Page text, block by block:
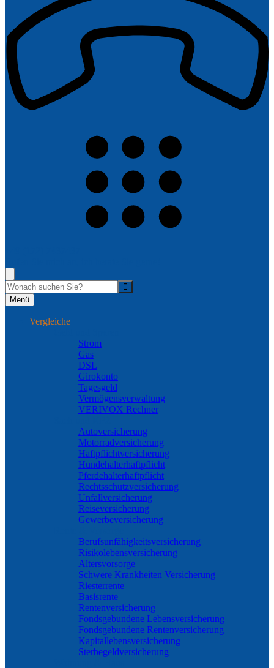
Menü
Vergleiche
Strom
Gas
DSL
Girokonto
Tagesgeld
Vermögensverwaltung
VERIVOX Rechner
Autoversicherung
Motorradversicherung
Haftpflichtversicherung
Hundehalterhaftpflicht
Pferdehalterhaftpflicht
Rechtsschutzversicherung
Unfallversicherung
Reiseversicherung
Gewerbeversicherung
Berufs­unfähigkeitsversicherung
Risikolebensversicherung
Altersvorsorge
Schwere Krankheiten Versicherung
Riesterrente
Basisrente
Rentenversicherung
Fondsgebundene Lebensversicherung
Fondsgebundene Rentenversicherung
Kapitallebensversicherung
Sterbegeldversicherung